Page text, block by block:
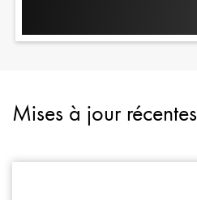
Mises à jour récentes